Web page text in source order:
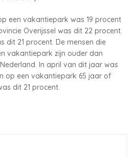
een vakantiepark was 19 procent
Overijssel was dit 22 procent.
dit 21 procent. De mensen die
vakantiepark zijn ouder dan
In april van dit jaar was
op een vakantiepark 65 jaar of
dit 21 procent.